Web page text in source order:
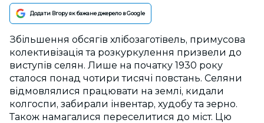
Додати Вгору як бажане джерело в Google
Збільшення обсягів хлібозаготівель, примусова
колективізація та розкуркулення призвели до
виступів селян. Лише на початку 1930 року
сталося понад чотири тисячі повстань. Селяни
відмовлялися працювати на землі, кидали
колгоспи, забирали інвентар, худобу та зерно.
Також намагалися переселитися до міст. Цю